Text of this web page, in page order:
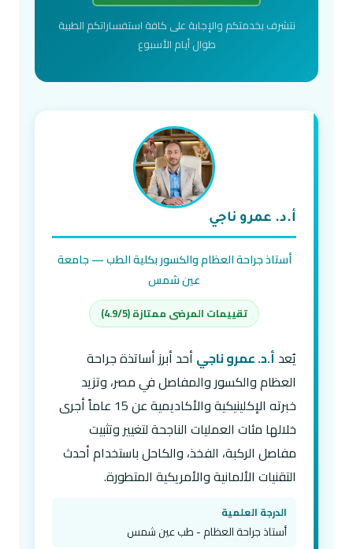
نتشرف بخدمتكم والإجابة على كافة استفساراتكم الطبية
طوال أيام الأسبوع
أ.د. عمرو ناجي
أستاذ جراحة العظام والكسور بكلية الطب — جامعة
عين شمس
تقييمات المرضى ممتازة (4.9/5)
يُعد أ.د. عمرو ناجي أحد أبرز أساتذة جراحة
العظام والكسور والمفاصل في مصر، وتزيد
خبرته الإكلينيكية والأكاديمية عن 15 عاماً أجرى
خلالها مئات العمليات الناجحة لتغيير وتثبيت
مفاصل الركبة، الفخذ، والكاحل باستخدام أحدث
التقنيات الألمانية والأمريكية المتطورة.
الدرجة العلمية
أستاذ جراحة العظام - طب عين شمس